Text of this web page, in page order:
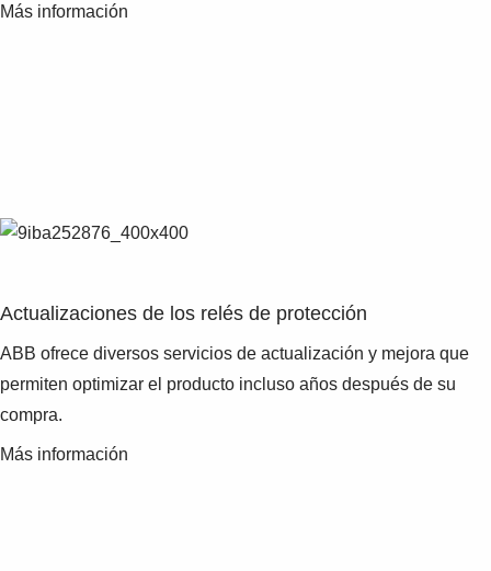
Más información
Actualizaciones de los relés de protección
ABB ofrece diversos servicios de actualización y mejora que
permiten optimizar el producto incluso años después de su
compra.
Más información